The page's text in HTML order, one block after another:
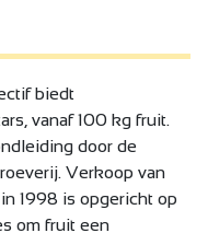
biedt
vanaf 100 kg fruit.
door de
Verkoop van
1998 is opgericht op
om fruit een